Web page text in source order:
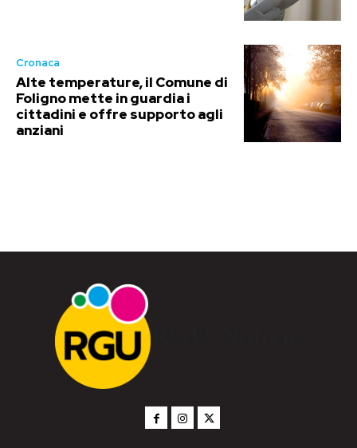
Cronaca
Alte temperature, il Comune di
Foligno mette in guardia i
cittadini e offre supporto agli
anziani
RGU Notizie